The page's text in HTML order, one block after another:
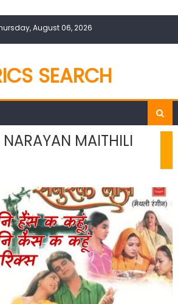
August 06, 2026
SEARCH
NARAYAN MAITHILI